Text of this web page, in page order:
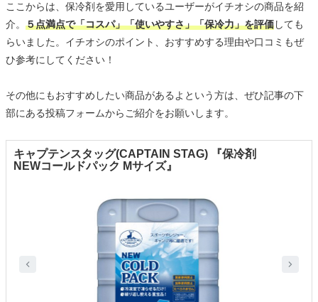
ここからは、保冷剤を愛用しているユーザーがイチオシの商品を紹
介。 ５点満点で「コスパ」「使いやすさ」「保冷力」を評価しても
らいました。イチオシのポイント、おすすめする理由や口コミもぜ
ひ参考にしてください！
その他にもおすすめしたい商品があるよという方は、ぜひ記事の下
部にある投稿フォームからご紹介をお願いします。
キャプテンスタッグ(CAPTAIN STAG) 『保冷剤
NEWコールドパック Mサイズ』